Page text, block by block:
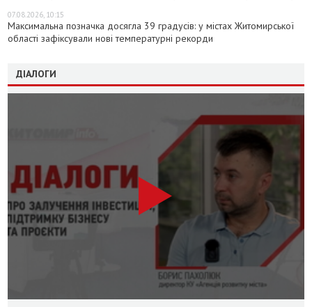
07.08.2026, 10:15
Максимальна позначка досягла 39 градусів: у містах Житомирської
області зафіксували нові температурні рекорди
ДІАЛОГИ